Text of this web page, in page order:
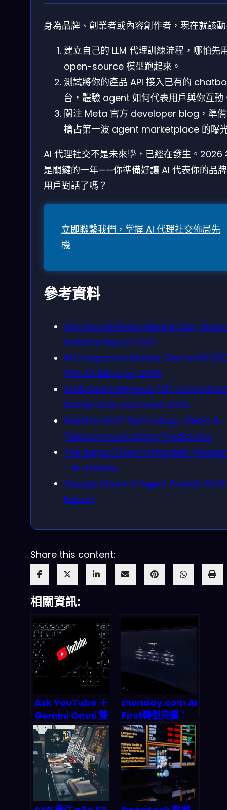
身為品牌、創業者或內容創作者，現在就該
建立自己的 LLM 代理訓練流程，哪怕先
open-source 模型跑起來。
測試將你的產品 API 接入已有的
台，體驗 agent 如何代表用戶與你互動
關注 Meta 官方 developer blog，準
搶占第一波 agent marketplace 的曝
AI 代理社交不是未來學，已經在發生。2026
是關鍵的一年——你準備好讓 AI 代表你的品
用戶對話了嗎？
立即聯繫我們，掌握 AI 代理社交佈局先
機
參考資料
AI in Social Media Market Size,
Industry Report 2031
AI Companion Market Size to Hit
552.49 Billion by 2035
Artificial Intelligence (AI)
Market Size and Share 2026
Deloitte 2026 Technology, Media &
Telecommunications Predictions
The Llama 3 Herd of Models |
– AI at Meta
Google Cloud AI Agent Trends 2026
Report
Share this content:
相關資訊:
Ask YouTube ＋
Gemini Omni 雙
殺登場：對話式 AI
搜片與 Shorts 自
動產稿如何改寫
2026 影音經濟規
monday.com AI
First轉型突圍：
SaaS龍頭如何靠
39.2億營收碾壓市
場預期？